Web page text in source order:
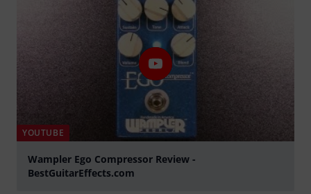
YOUTUBE
Wampler Ego Compressor Review -
BestGuitarEffects.com